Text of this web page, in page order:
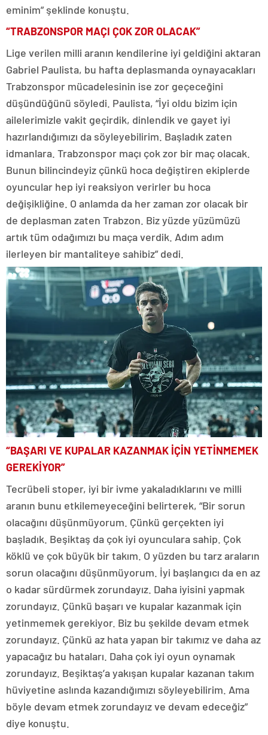
eminim” şeklinde konuştu.
“TRABZONSPOR MAÇI ÇOK ZOR OLACAK”
Lige verilen milli aranın kendilerine iyi geldiğini aktaran
Gabriel Paulista, bu hafta deplasmanda oynayacakları
Trabzonspor mücadelesinin ise zor geçeceğini
düşündüğünü söyledi. Paulista, “İyi oldu bizim için
ailelerimizle vakit geçirdik, dinlendik ve gayet iyi
hazırlandığımızı da söyleyebilirim. Başladık zaten
idmanlara. Trabzonspor maçı çok zor bir maç olacak.
Bunun bilincindeyiz çünkü hoca değiştiren ekiplerde
oyuncular hep iyi reaksiyon verirler bu hoca
değişikliğine. O anlamda da her zaman zor olacak bir
de deplasman zaten Trabzon. Biz yüzde yüzümüzü
artık tüm odağımızı bu maça verdik. Adım adım
ilerleyen bir mantaliteye sahibiz” dedi.
“BAŞARI VE KUPALAR KAZANMAK İÇİN YETİNMEMEK
GEREKİYOR”
Tecrübeli stoper, iyi bir ivme yakaladıklarını ve milli
aranın bunu etkilemeyeceğini belirterek, “Bir sorun
olacağını düşünmüyorum. Çünkü gerçekten iyi
başladık. Beşiktaş da çok iyi oyunculara sahip. Çok
köklü ve çok büyük bir takım. O yüzden bu tarz araların
sorun olacağını düşünmüyorum. İyi başlangıcı da en az
o kadar sürdürmek zorundayız. Daha iyisini yapmak
zorundayız. Çünkü başarı ve kupalar kazanmak için
yetinmemek gerekiyor. Biz bu şekilde devam etmek
zorundayız. Çünkü az hata yapan bir takımız ve daha az
yapacağız bu hataları. Daha çok iyi oyun oynamak
zorundayız. Beşiktaş’a yakışan kupalar kazanan takım
hüviyetine aslında kazandığımızı söyleyebilirim. Ama
böyle devam etmek zorundayız ve devam edeceğiz”
diye konuştu.